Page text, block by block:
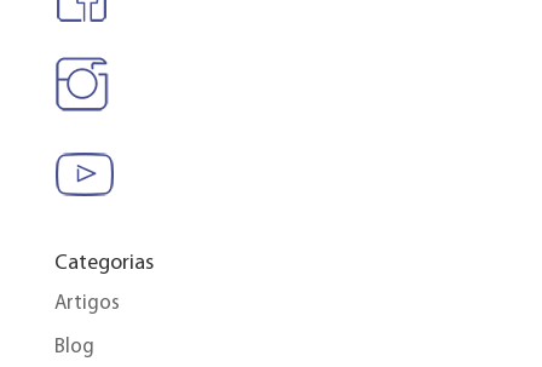
Categorias
Artigos
Blog